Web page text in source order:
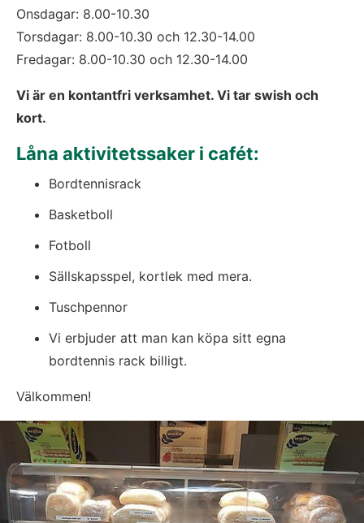
Onsdagar: 8.00-10.30
Torsdagar: 8.00-10.30 och 12.30-14.00
Fredagar: 8.00-10.30 och 12.30-14.00
Vi är en kontantfri verksamhet. Vi tar swish och
kort.
Låna aktivitetssaker i cafét:
Bordtennisrack
Basketboll
Fotboll
Sällskapsspel, kortlek med mera.
Tuschpennor
Vi erbjuder att man kan köpa sitt egna
bordtennis rack billigt.
Välkommen!